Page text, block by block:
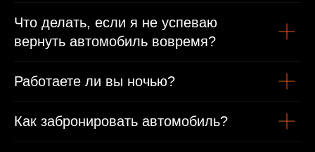
Что делать, если я не успеваю
вернуть автомобиль вовремя?
Работаете ли вы ночью?
Как забронировать автомобиль?